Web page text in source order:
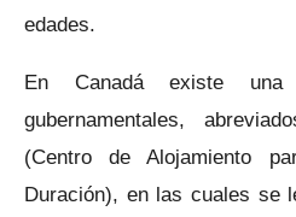
edades.
En Canadá existe
gubernamentales,
(Centro de Alojamiento
Duración), en las cuales se